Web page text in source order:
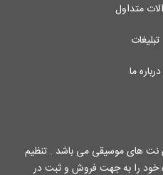
متداول
تبلیغات
درباره ما
نت های موسیقی می باشد . تنظیم
خود را به جهت فروش و ثبت در